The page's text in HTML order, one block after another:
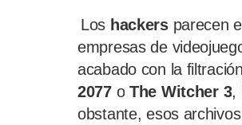
Los hackers parecen
empresas de
acabado con la
2077 o The Witcher 3,
obstante, esos